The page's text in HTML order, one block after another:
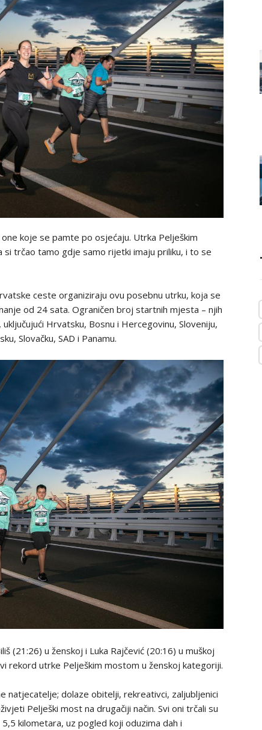
koje se pamte po osjećaju. Utrka Pelješkim
trčao tamo gdje samo rijetki imaju priliku, i to se
ceste organiziraju ovu posebnu utrku, koja se
od 24 sata. Ograničen broj startnih mjesta – njih
Hrvatsku, Bosnu i Hercegovinu, Sloveniju,
Slovačku, SAD i Panamu.
(21:26) u ženskoj i Luka Rajčević (20:16) u muškoj
rekord utrke Pelješkim mostom u ženskoj kategoriji.
natjecatelje; dolaze obitelji, rekreativci, zaljubljenici
Pelješki most na drugačiji način. Svi oni trčali su
kilometara, uz pogled koji oduzima dah i